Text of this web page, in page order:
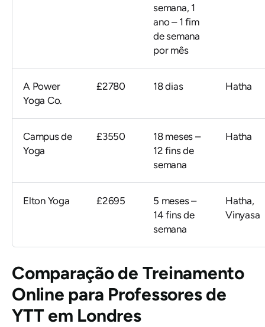
semana, 1
ano – 1 fim
de semana
por mês
A Power
Yoga Co.
£2780 18 dias Hatha
Campus de
Yoga
£3550
18 meses –
12 fins de
semana
Hatha
Elton Yoga £2695
5 meses –
14 fins de
semana
Hatha,
Vinyasa
Comparação de Treinamento
Online para Professores de
YTT em Londres